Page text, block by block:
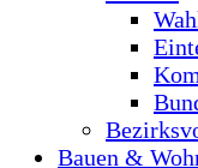
Bauen &